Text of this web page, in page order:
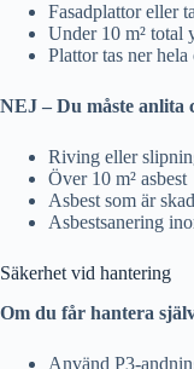
Fasadplattor eller
Under 10 m² total
Plattor tas ner
NEJ – Du måste anlita
Riving eller
Över 10 m² asbest
Asbest som är
Asbestsanering
Säkerhet vid hantering
Om du får hantera
Använd P3-